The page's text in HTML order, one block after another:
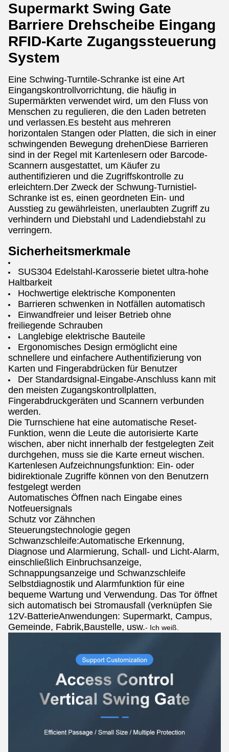
Supermarkt Swing Gate
Barriere Drehscheibe Eingang
RFID-Karte Zugangssteuerung
System
Eine Schwing-Turntile-Schranke ist eine Art
Eingangskontrollvorrichtung, die häufig in
Supermärkten verwendet wird, um den Fluss von
Menschen zu regulieren, die den Laden betreten
und verlassen.Es besteht aus mehreren
horizontalen Stangen oder Platten, die sich in einer
schwingenden Bewegung drehenDiese Barrieren
sind in der Regel mit Kartenlesern oder Barcode-
Scannern ausgestattet, um Käufer zu
authentifizieren und die Zugriffskontrolle zu
erleichtern.Der Zweck der Schwung-Turnistiel-
Schranke ist es, einen geordneten Ein- und
Ausstieg zu gewährleisten, unerlaubten Zugriff zu
verhindern und Diebstahl und Ladendiebstahl zu
verringern.
Sicherheitsmerkmale
SUS304 Edelstahl-Karosserie bietet ultra-hohe
Haltbarkeit
Hochwertige elektrische Komponenten
Barrieren schwenken in Notfällen automatisch
Einwandfreier und leiser Betrieb ohne
freiliegende Schrauben
Langlebige elektrische Bauteile
Ergonomisches Design ermöglicht eine
schnellere und einfachere Authentifizierung von
Karten und Fingerabdrücken für Benutzer
Der Standardsignal-Eingabe-Anschluss kann mit
den meisten Zugangskontrollplatten,
Fingerabdruckgeräten und Scannern verbunden
werden.
Die Turnschiene hat eine automatische Reset-
Funktion, wenn die Leute die autorisierte Karte
wischen, aber nicht innerhalb der festgelegten Zeit
durchgehen, muss sie die Karte erneut wischen.
Kartenlesen Aufzeichnungsfunktion: Ein- oder
bidirektionale Zugriffe können von den Benutzern
festgelegt werden
Automatisches Öffnen nach Eingabe eines
Notfeuersignals
Schutz vor Zähnchen
Steuerungstechnologie gegen
Schwanzschleife:Automatische Erkennung,
Diagnose und Alarmierung, Schall- und Licht-Alarm,
einschließlich Einbruchsanzeige,
Schnappungsanzeige und Schwanzschleife
Selbstdiagnostik und Alarmfunktion für eine
bequeme Wartung und Verwendung. Das Tor öffnet
sich automatisch bei Stromausfall (verknüpfen Sie
12V-BatterieAnwendungen: Supermarkt, Campus,
Gemeinde, Fabrik,Baustelle, usw.- Ich weiß.